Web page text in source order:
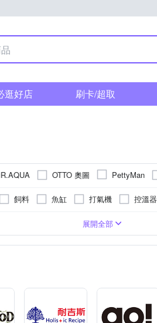
逛好店 刷卡/超取
OTTO 奧圖 PettyMan
飼料 魚缸 打氣機 控溫器
防抓頭套
展開全部